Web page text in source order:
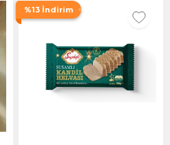
%13 İndirim